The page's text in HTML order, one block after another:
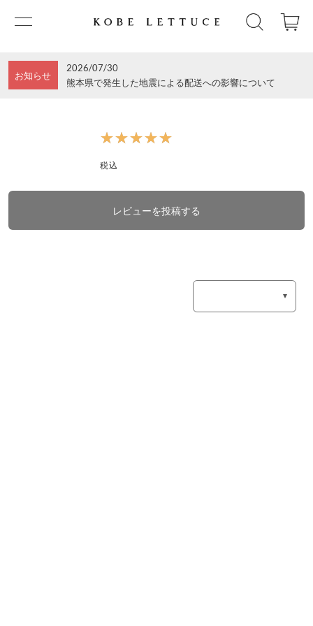
お知らせ
2026/07/30
熊本県で発生した地震による配送への影響について
★★★★★
★★★★★
税込
レビューを投稿する